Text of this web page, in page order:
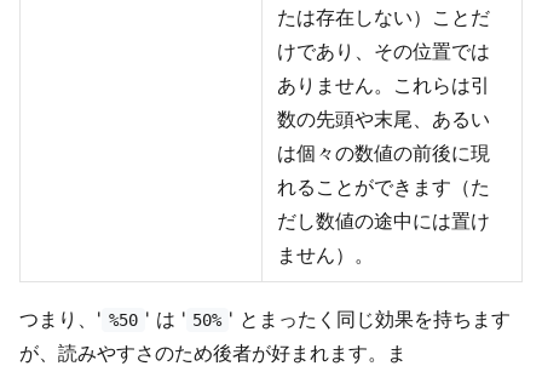
たは存在しない）ことだ
けであり、その位置では
ありません。これらは引
数の先頭や末尾、あるい
は個々の数値の前後に現
れることができます（た
だし数値の途中には置け
ません）。
つまり、' %50 ' は ' 50% ' とまったく同じ効果を持ちます
が、読みやすさのため後者が好まれます。ま